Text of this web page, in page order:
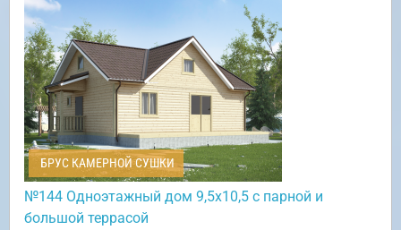
БРУС КАМЕРНОЙ СУШКИ
№144 Одноэтажный дом 9,5х10,5 с парной и
большой террасой